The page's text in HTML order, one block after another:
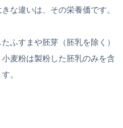
な違いは、その栄養価です。
ふすまや胚芽（胚乳を除く）
麦粉は製粉した胚乳のみを含
。